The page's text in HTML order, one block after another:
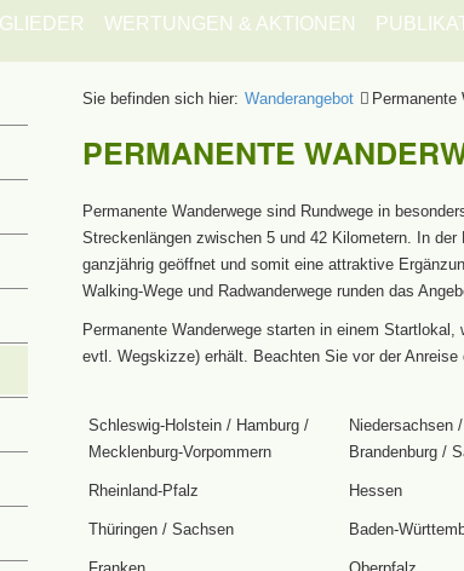
WERTUNGEN & AKTIONEN
Sie befinden sich hier: Wanderangebot Permanente
PERMANENTE
Permanente Wanderwege sind Rundwege in
Streckenlängen zwischen 5 und 42 Kilometern. In
ganzjährig geöffnet und somit eine attraktive
Walking-Wege und Radwanderwege runden das
Permanente Wanderwege starten in einem
evtl. Wegskizze) erhält. Beachten Sie vor der
Schleswig-Holstein / Hamburg /
Mecklenburg-Vorpommern
Niedersachsen
Brandenburg /
Rheinland-Pfalz Hessen
Thüringen / Sachsen Baden-